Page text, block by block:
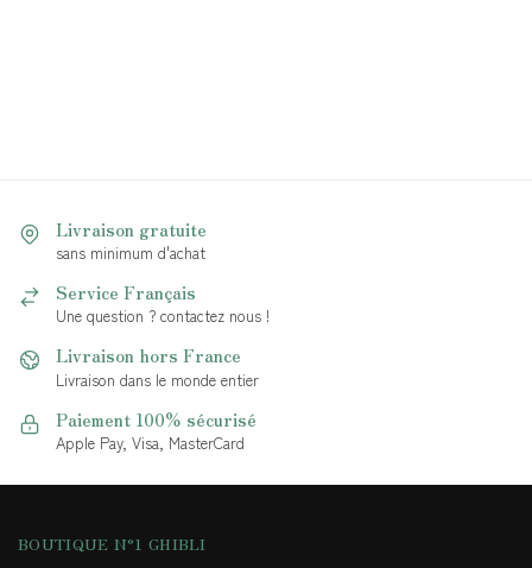
Livraison gratuite
sans minimum d'achat
Service Français
Une question ? contactez nous !
Livraison hors France
Livraison dans le monde entier
Paiement 100% sécurisé
Apple Pay, Visa, MasterCard
BOUTIQUE N°1 GHIBLI